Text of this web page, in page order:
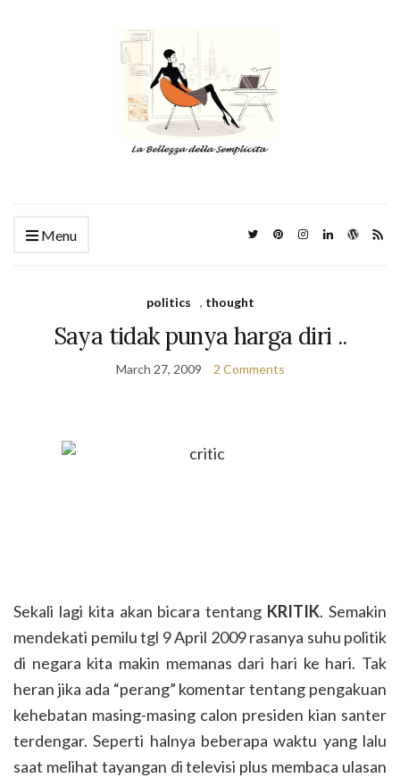
Menu
politics , thought
Saya tidak punya harga diri ..
March 27, 2009 2 Comments
Sekali lagi kita akan bicara tentang KRITIK. Semakin
mendekati pemilu tgl 9 April 2009 rasanya suhu politik
di negara kita makin memanas dari hari ke hari. Tak
heran jika ada “perang” komentar tentang pengakuan
kehebatan masing-masing calon presiden kian santer
terdengar. Seperti halnya beberapa waktu yang lalu
saat melihat tayangan di televisi plus membaca ulasan